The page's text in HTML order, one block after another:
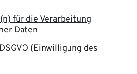
für die Verarbeitung
Daten
(Einwilligung des